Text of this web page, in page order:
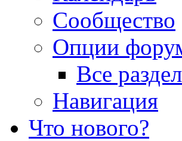
Сообщество
Опции
Все
Навигация
Что нового?